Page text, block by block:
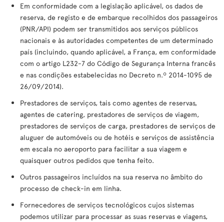
Em conformidade com a legislação aplicável, os dados de
reserva, de registo e de embarque recolhidos dos passageiros
(PNR/API) podem ser transmitidos aos serviços públicos
nacionais e às autoridades competentes de um determinado
país (incluindo, quando aplicável, a França, em conformidade
com o artigo L232-7 do Código de Segurança Interna francês
e nas condições estabelecidas no Decreto n.º 2014-1095 de
26/09/2014).
Prestadores de serviços, tais como agentes de reservas,
agentes de catering, prestadores de serviços de viagem,
prestadores de serviços de carga, prestadores de serviços de
aluguer de automóveis ou de hotéis e serviços de assistência
em escala no aeroporto para facilitar a sua viagem e
quaisquer outros pedidos que tenha feito.
Outros passageiros incluídos na sua reserva no âmbito do
processo de check-in em linha.
Fornecedores de serviços tecnológicos cujos sistemas
podemos utilizar para processar as suas reservas e viagens,